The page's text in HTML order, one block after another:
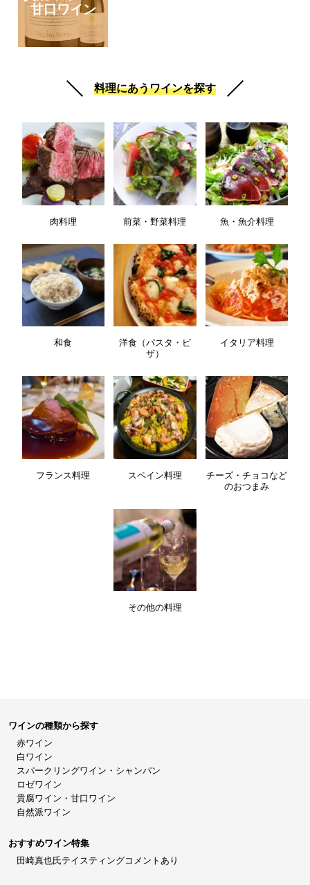
甘口ワイン
料理にあうワインを探す
肉料理 前菜・野菜料理 魚・魚介料理
和食
洋食（パスタ・ピ
ザ）
イタリア料理
フランス料理 スペイン料理
チーズ・チョコなど
のおつまみ
その他の料理
ワインの種類から探す
赤ワイン
白ワイン
スパークリングワイン・シャンパン
ロゼワイン
貴腐ワイン・甘口ワイン
自然派ワイン
おすすめワイン特集
田崎真也氏テイスティングコメントあり